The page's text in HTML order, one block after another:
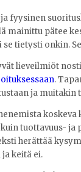
fyysinen
mainittu pätee
tietysti onkin.
lieveilmiöt
.
ja muitakin
tuottavuus- ja
herättää
keitä ei.